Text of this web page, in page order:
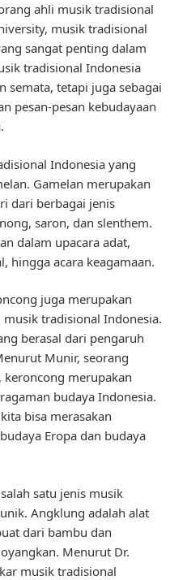
ahli musik tradisional
musik tradisional
sangat penting dalam
tradisional Indonesia
semata, tetapi juga sebagai
pesan-pesan kebudayaan
Indonesia yang
Gamelan merupakan
dari berbagai jenis
saron, dan slenthem.
dalam upacara adat,
hingga acara keagamaan.
juga merupakan
tradisional Indonesia.
berasal dari pengaruh
Munir, seorang
merupakan
budaya Indonesia.
bisa merasakan
Eropa dan budaya
satu jenis musik
Angklung adalah alat
dari bambu dan
Menurut Dr.
musik tradisional